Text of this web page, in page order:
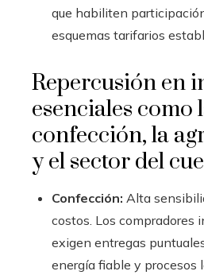
que habiliten
esquemas tarifarios
Repercusión en
esenciales como
confección, la
y el sector del
Confección: Alta
costos. Los compradores
exigen entregas
energía fiable y procesos